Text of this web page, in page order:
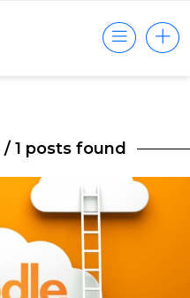
/ 1 posts found